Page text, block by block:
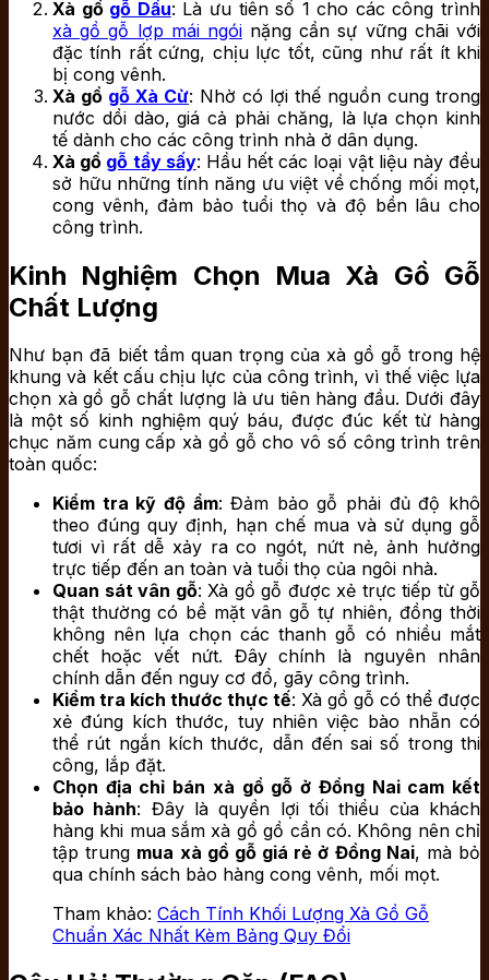
Xà gồ gỗ Dầu: Là ưu tiên số 1 cho các công trình
xà gồ gỗ lợp mái ngóinặng cần sự vững chãi với
đặc tính rất cứng, chịu lực tốt, cũng như rất ít khi
bị cong vênh.
Xà gồ gỗ Xà Cừ: Nhờ có lợi thế nguồn cung trong
nước dồi dào, giá cả phải chăng, là lựa chọn kinh
tế dành cho các công trình nhà ở dân dụng.
Xà gồ gỗ tẩy sấy: Hầu hết các loại vật liệu này đều
sở hữu những tính năng ưu việt về chống mối mọt,
cong vênh, đảm bảo tuổi thọ và độ bền lâu cho
công trình.
Kinh Nghiệm Chọn Mua Xà Gồ Gỗ
Chất Lượng
Như bạn đã biết tầm quan trọng của xà gồ gỗ trong hệ
khung và kết cấu chịu lực của công trình, vì thế việc lựa
chọn xà gồ gỗ chất lượng là ưu tiên hàng đầu. Dưới đây
là một số kinh nghiệm quý báu, được đúc kết từ hàng
chục năm cung cấp xà gồ gỗ cho vô số công trình trên
toàn quốc:
Kiểm tra kỹ độ ẩm: Đảm bảo gỗ phải đủ độ khô
theo đúng quy định, hạn chế mua và sử dụng gỗ
tươi vì rất dễ xảy ra co ngót, nứt nẻ, ảnh hưởng
trực tiếp đến an toàn và tuổi thọ của ngôi nhà.
Quan sát vân gỗ: Xà gồ gỗ được xẻ trực tiếp từ gỗ
thật thường có bề mặt vân gỗ tự nhiên, đồng thời
không nên lựa chọn các thanh gỗ có nhiều mắt
chết hoặc vết nứt. Đây chính là nguyên nhân
chính dẫn đến nguy cơ đổ, gãy công trình.
Kiểm tra kích thước thực tế: Xà gồ gỗ có thể được
xẻ đúng kích thước, tuy nhiên việc bào nhẵn có
thể rút ngắn kích thước, dẫn đến sai số trong thi
công, lắp đặt.
Chọn địa chỉ bán xà gồ gỗ ở Đồng Nai cam kết
bảo hành: Đây là quyền lợi tối thiểu của khách
hàng khi mua sắm xà gồ gồ cần có. Không nên chỉ
tập trung mua xà gồ gỗ giá rẻ ở Đồng Nai, mà bỏ
qua chính sách bảo hàng cong vênh, mối mọt.
Tham khảo: Cách Tính Khối Lượng Xà Gồ Gỗ
Chuẩn Xác Nhất Kèm Bảng Quy Đổi